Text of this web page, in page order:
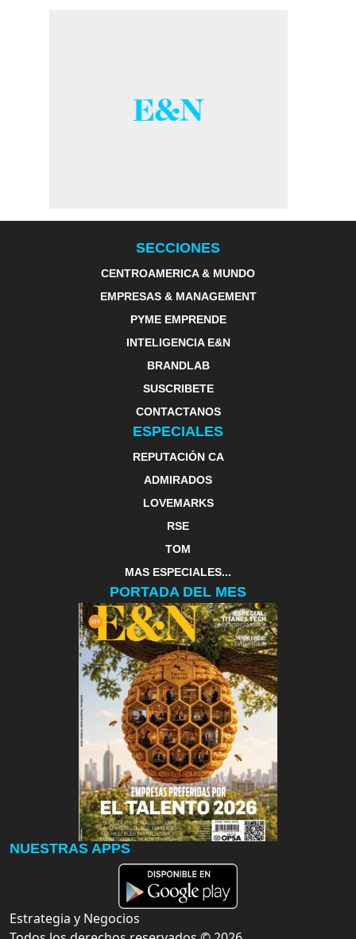
SECCIONES
CENTROAMERICA & MUNDO
EMPRESAS & MANAGEMENT
PYME EMPRENDE
INTELIGENCIA E&N
BRANDLAB
SUSCRIBETE
CONTACTANOS
ESPECIALES
REPUTACIÓN CA
ADMIRADOS
LOVEMARKS
RSE
TOM
MAS ESPECIALES...
PORTADA DEL MES
NUESTRAS APPS
Estrategia y Negocios